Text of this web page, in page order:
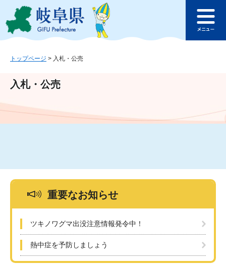
ジ
ュ
文
このページの本文へ
ュ
トップページ > 入札・公売
入札・公売
重要なお知らせ
ツキノワグマ出没注意情報発令中！
熱中症を予防しましょう